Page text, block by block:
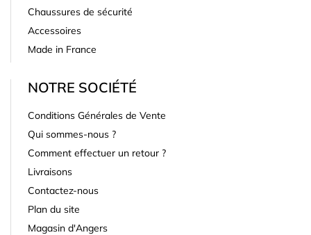
Chaussures de sécurité
Accessoires
Made in France
NOTRE SOCIÉTÉ
Conditions Générales de Vente
Qui sommes-nous ?
Comment effectuer un retour ?
Livraisons
Contactez-nous
Plan du site
Magasin d'Angers